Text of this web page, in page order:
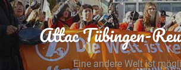
Attac Tübingen-
Eine andere Welt ist